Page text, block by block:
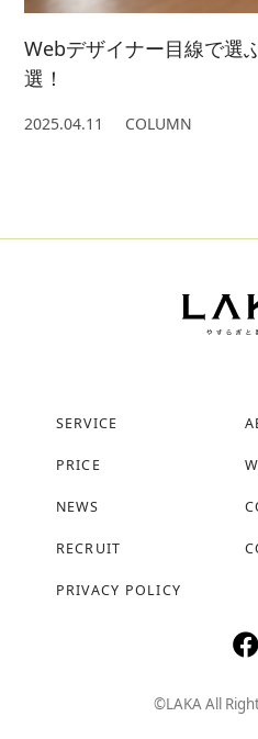
Webデザイナー目線で選
選！
2025.04.11 COLUMN
SERVICE
PRICE
NEWS
RECRUIT
PRIVACY POLICY
©LAKA All